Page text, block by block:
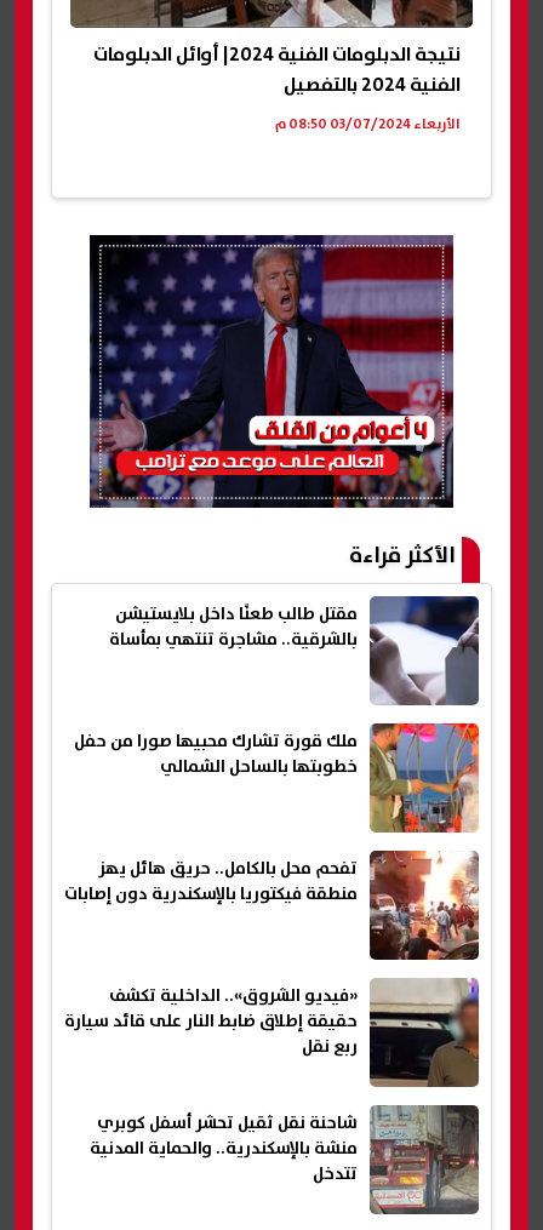
نتيجة الدبلومات الفنية 2024| أوائل الدبلومات
الفنية 2024 بالتفصيل
الأربعاء 03/07/2024 08:50 م
الأكثر قراءة
مقتل طالب طعنًا داخل بلايستيشن
بالشرقية.. مشاجرة تنتهي بمأساة
ملك قورة تشارك محبيها صورا من حفل
خطوبتها بالساحل الشمالي
تفحم محل بالكامل.. حريق هائل يهز
منطقة فيكتوريا بالإسكندرية دون إصابات
«فيديو الشروق».. الداخلية تكشف
حقيقة إطلاق ضابط النار على قائد سيارة
ربع نقل
شاحنة نقل ثقيل تحشر أسفل كوبري
منشة بالإسكندرية.. والحماية المدنية
تتدخل